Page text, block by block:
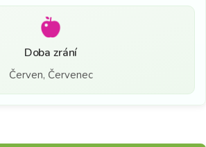
Doba zrání
Červen, Červenec